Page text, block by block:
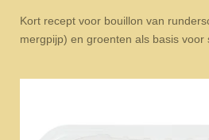
Kort recept voor bouillon van
mergpijp) en groenten als basis voor